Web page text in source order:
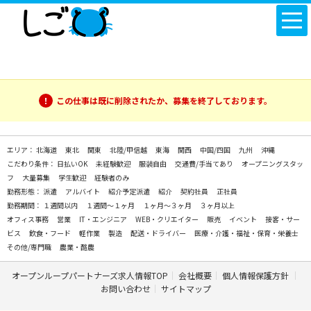
この仕事は既に削除されたか、募集を終了しております。
エリア： 北海道 東北 関東 北陸/甲信越 東海 関西 中国/四国 九州
沖縄
こだわり条件： 日払いOK 未経験歓迎 服装自由 交通費/手当てあり
オープニングスタッ
フ
大量募集 学生歓迎
経験者のみ
勤務形態： 派遣 アルバイト 紹介予定派遣 紹介 契約社員
正社員
勤務期間： １週間以内 １週間～１ヶ月 １ヶ月～３ヶ月
３ヶ月以上
オフィス事務
営業 IT・エンジニア WEB・クリエイター 販売 イベント
接客・サー
ビス
飲食・フード 軽作業 製造 配送・ドライバー
医療・介護・福祉・保育・栄養士
その他/専門職
農業・酪農
オープンループパートナーズ求人情報TOP 会社概要
個人情報保護方針
お問い合わせ
サイトマップ